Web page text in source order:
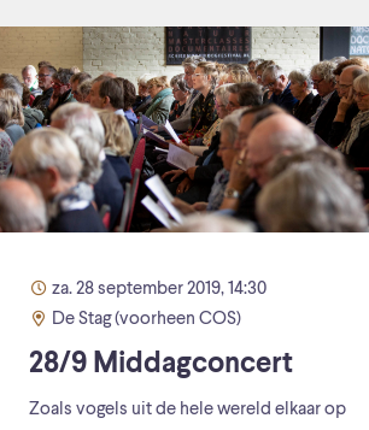
za. 28 september 2019, 14:30
De Stag (voorheen COS)
28/9 Middagconcert
Zoals vogels uit de hele wereld elkaar op